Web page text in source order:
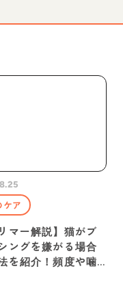
、技術や考え方の
発展を目指す。
ケア
マー解説】猫がブ
ングを嫌がる場合
を紹介！頻度や噛